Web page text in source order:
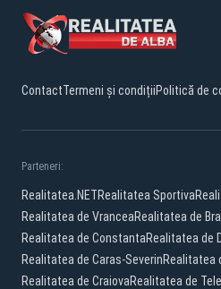
ContactTermeni și condițiiPolitică de
Parteneri:
Realitatea.NETRealitatea Sportiva
Realitatea de VranceaRealitatea de
Realitatea de ConstantaRealitatea de
Realitatea de Caras-SeverinRealitatea
Realitatea de CraiovaRealitatea de